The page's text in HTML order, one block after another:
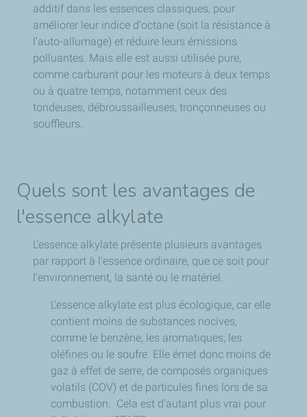
additif dans les essences classiques, pour
améliorer leur indice d'octane (soit la résistance à
l’auto-allumage) et réduire leurs émissions
polluantes. Mais elle est aussi utilisée pure,
comme carburant pour les moteurs à deux temps
ou à quatre temps, notamment ceux des
tondeuses, débroussailleuses, tronçonneuses ou
souffleurs.
Quels sont les avantages de
l'essence alkylate
L'essence alkylate présente plusieurs avantages
par rapport à l'essence ordinaire, que ce soit pour
l'environnement, la santé ou le matériel.
L'essence alkylate est plus écologique, car elle
contient moins de substances nocives,
comme le benzène, les aromatiques, les
oléfines ou le soufre. Elle émet donc moins de
gaz à effet de serre, de composés organiques
volatils (COV) et de particules fines lors de sa
combustion. Cela est d’autant plus vrai pour